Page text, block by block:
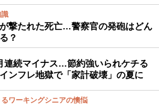
識
撃たれた死亡…警察官の発砲はどん
？
連続マイナス…節約強いられケチる
ンフレ地獄で「家計破壊」の夏に
ワーキングシニアの懊悩